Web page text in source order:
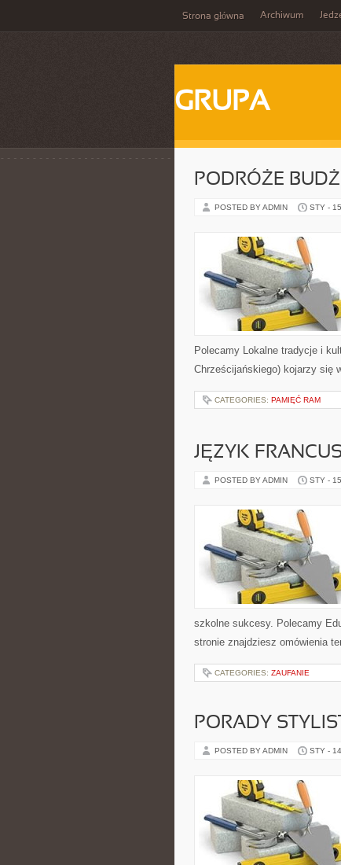
Strona główna Archiwum
GRUPA
PODRÓŻE
POSTED BY ADMIN STY -
Polecamy Lokalne tradycje i
Chrześcijańskiego) kojarzy się
CATEGORIES: PAMIĘĆ RAM
JĘZYK
POSTED BY ADMIN STY -
szkolne sukcesy. Polecamy
stronie znajdziesz omówienia
CATEGORIES: ZAUFANIE
PORADY
POSTED BY ADMIN STY -